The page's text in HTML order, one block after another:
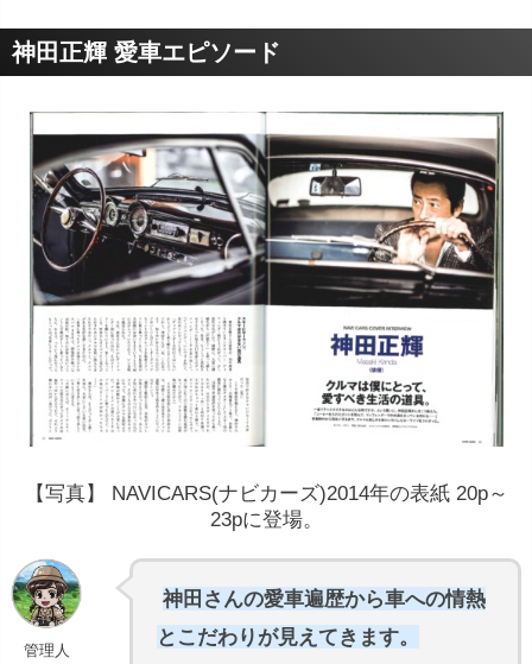
神田正輝 愛車エピソード
【写真】 NAVICARS(ナビカーズ)2014年の表紙 20p～
23pに登場。
管理人
神田さんの愛車遍歴から車への情熱
とこだわりが見えてきます。